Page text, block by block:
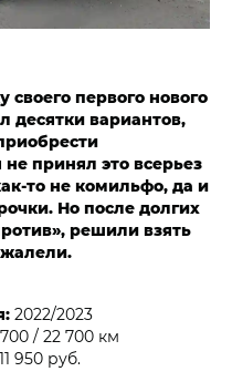
своего первого нового
десятки вариантов,
принял это всерьез
то не комильфо, да и
Но после долгих
решили взять
2022/2023
/ 22 700 км
950 руб.